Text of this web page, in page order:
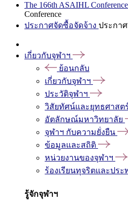
The 166th ASAIHL Conference
Conference
ประกาศจัดซื้อจัดจ้าง ประกา
เกี่ยวกับจุฬาฯ
ย้อนกลับ
เกี่ยวกับจุฬาฯ
ประวัติจุฬาฯ
วิสัยทัศน์และยุทธศาสต
อัตลักษณ์มหาวิทยาลัย
จุฬาฯ กับความยั่งยืน
ข้อมูลและสถิติ
หน่วยงานของจุฬาฯ
ร้องเรียนทุจริตและปร
รู้จักจุฬาฯ